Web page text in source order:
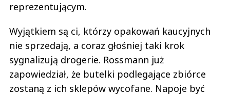
reprezentującym.
Wyjątkiem są ci, którzy opakowań kaucyjnych
nie sprzedają, a coraz głośniej taki krok
sygnalizują drogerie. Rossmann już
zapowiedział, że butelki podlegające zbiórce
zostaną z ich sklepów wycofane. Napoje być